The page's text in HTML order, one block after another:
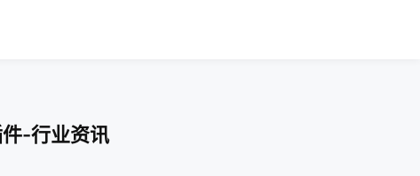
-行业资讯